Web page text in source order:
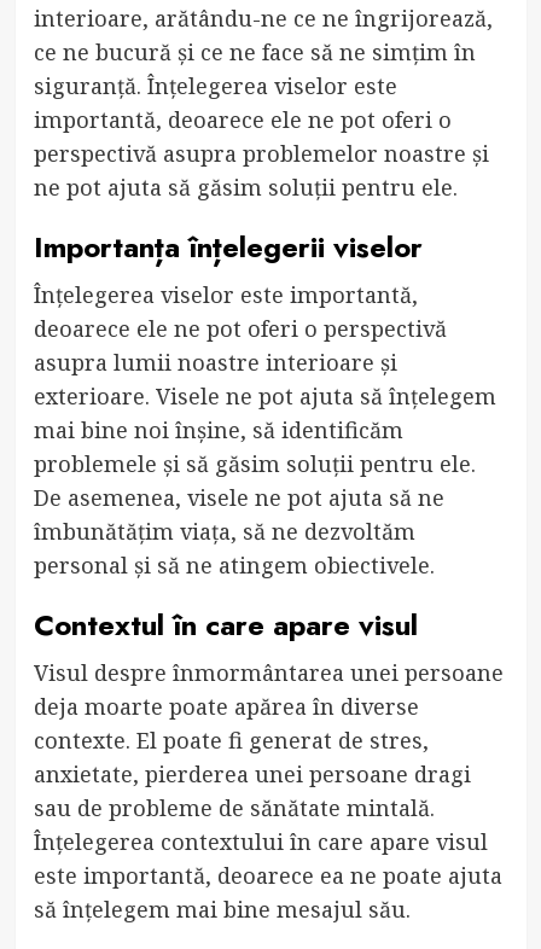
interioare, arătându-ne ce ne îngrijorează,
ce ne bucură și ce ne face să ne simțim în
siguranță. Înțelegerea viselor este
importantă, deoarece ele ne pot oferi o
perspectivă asupra problemelor noastre și
ne pot ajuta să găsim soluții pentru ele.
Importanța înțelegerii viselor
Înțelegerea viselor este importantă,
deoarece ele ne pot oferi o perspectivă
asupra lumii noastre interioare și
exterioare. Visele ne pot ajuta să înțelegem
mai bine noi înșine, să identificăm
problemele și să găsim soluții pentru ele.
De asemenea, visele ne pot ajuta să ne
îmbunătățim viața, să ne dezvoltăm
personal și să ne atingem obiectivele.
Contextul în care apare visul
Visul despre înmormântarea unei persoane
deja moarte poate apărea în diverse
contexte. El poate fi generat de stres,
anxietate, pierderea unei persoane dragi
sau de probleme de sănătate mintală.
Înțelegerea contextului în care apare visul
este importantă, deoarece ea ne poate ajuta
să înțelegem mai bine mesajul său.